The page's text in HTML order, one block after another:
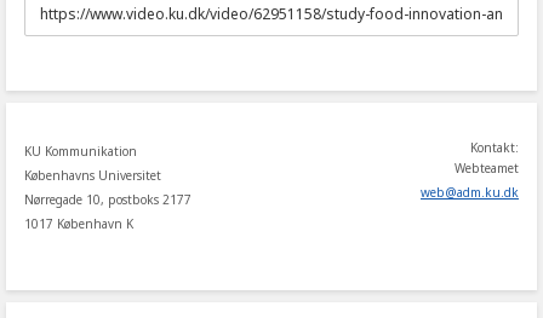
to
KU Kommunikation
Københavns Universitet
Nørregade 10, postboks 2177
1017 København K
Kontakt:
Webteamet
web@adm.ku.dk